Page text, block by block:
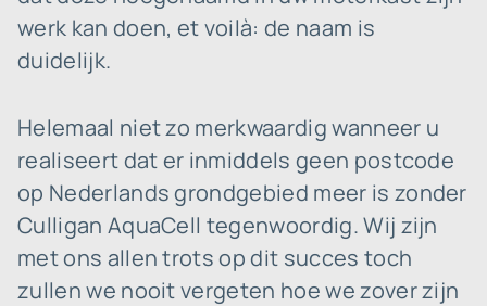
werk kan doen, et voilà: de naam is
duidelijk.
Helemaal niet zo merkwaardig wanneer u
realiseert dat er inmiddels geen postcode
op Nederlands grondgebied meer is zonder
Culligan AquaCell tegenwoordig. Wij zijn
met ons allen trots op dit succes toch
zullen we nooit vergeten hoe we zover zijn